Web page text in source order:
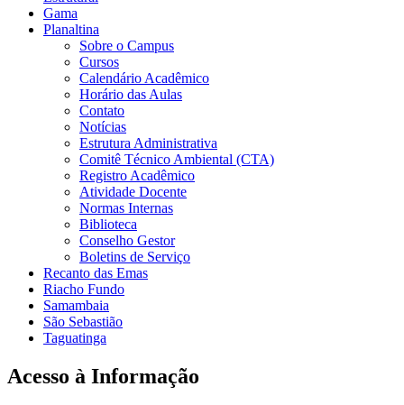
Gama
Planaltina
Sobre o Campus
Cursos
Calendário Acadêmico
Horário das Aulas
Contato
Notícias
Estrutura Administrativa
Comitê Técnico Ambiental (CTA)
Registro Acadêmico
Atividade Docente
Normas Internas
Biblioteca
Conselho Gestor
Boletins de Serviço
Recanto das Emas
Riacho Fundo
Samambaia
São Sebastião
Taguatinga
Acesso à Informação